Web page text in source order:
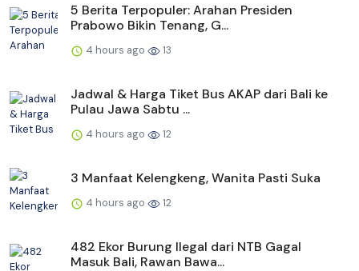
5 Berita Terpopuler: Arahan Presiden
Prabowo Bikin Tenang, G...
4 hours ago 13
Jadwal & Harga Tiket Bus AKAP dari Bali ke
Pulau Jawa Sabtu ...
4 hours ago 12
3 Manfaat Kelengkeng, Wanita Pasti Suka
4 hours ago 12
482 Ekor Burung Ilegal dari NTB Gagal
Masuk Bali, Rawan Bawa...